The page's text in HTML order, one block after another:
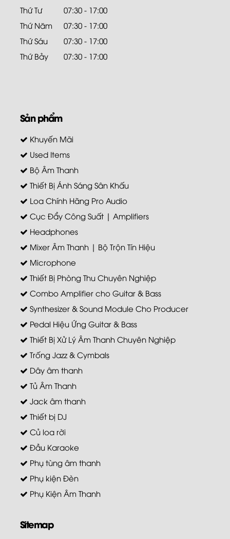
Thứ Tư
07:30 - 17:00
Thứ Năm
07:30 - 17:00
Thứ Sáu
07:30 - 17:00
Thứ Bảy
07:30 - 17:00
Sản phẩm
Khuyến Mãi
Used Items
Bộ Âm Thanh
Thiết Bị Ánh Sáng Sân Khấu
Loa Chính Hãng Pro Audio
Cục Đẩy Công Suất | Amplifiers
Headphones
Mixer Âm Thanh | Bộ Trộn Tín Hiệu
Microphone
Thiết Bị Phòng Thu Chuyên Nghiệp
Combo Amplifier cho Guitar & Bass
Synthesizer & Sound Module Cho Producer
Pedal Hiệu Ứng Guitar & Bass
Thiết Bị Xử Lý Âm Thanh Chuyên Nghiệp
Trống Jazz & Cymbals
Dây âm thanh
Tủ Âm Thanh
Jack âm thanh
Thiết bị DJ
Củ loa rời
Đầu Karaoke
Phụ tùng âm thanh
Phụ kiện Đèn
Phụ Kiện Âm Thanh
Sitemap